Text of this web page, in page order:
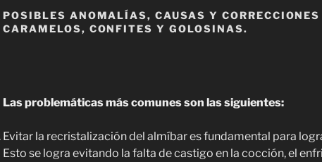
POSIBLES ANOMALÍAS, CAUSAS Y
CARAMELOS, CONFITES Y GOLOSINAS.
Las problemáticas más comunes son las siguientes:
Evitar la recristalización del almíbar es fundamental para
Esto se logra evitando la falta de castigo en la cocción, el